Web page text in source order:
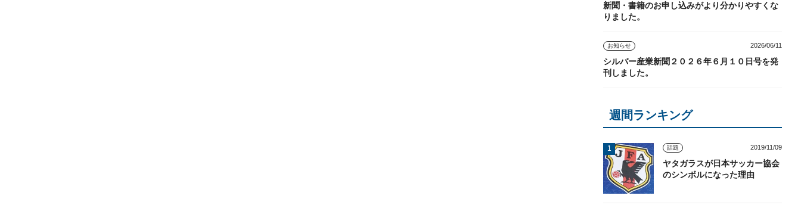
新聞・書籍のお申し込みがより分かりやすくな
りました。
お知らせ 2026/06/11
シルバー産業新聞２０２６年６月１０日号を発
刊しました。
週間ランキング
話題 2019/11/09
ヤタガラスが日本サッカー協会
のシンボルになった理由